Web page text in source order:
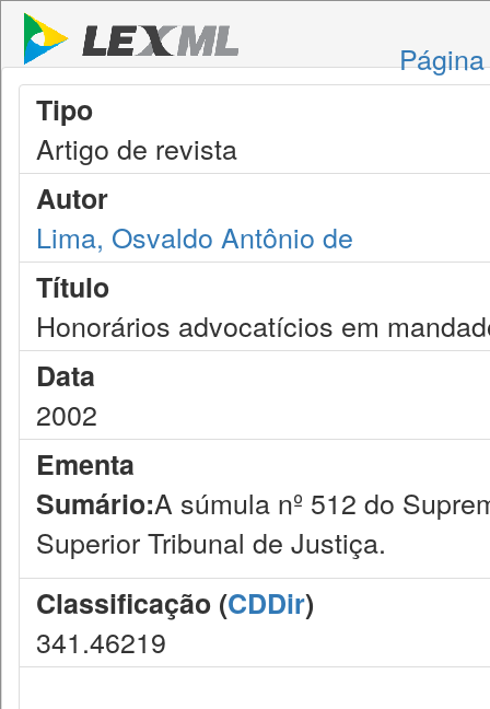
Tipo
Artigo de revista
Autor
Lima, Osvaldo Antônio de
Título
Honorários advocatícios em
Data
2002
Ementa
Sumário:A súmula nº 512 do
Superior Tribunal de Justiça.
Classificação (CDDir)
341.46219